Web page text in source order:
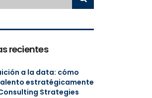
recientes
a la data: cómo
estratégicamente
Strategies